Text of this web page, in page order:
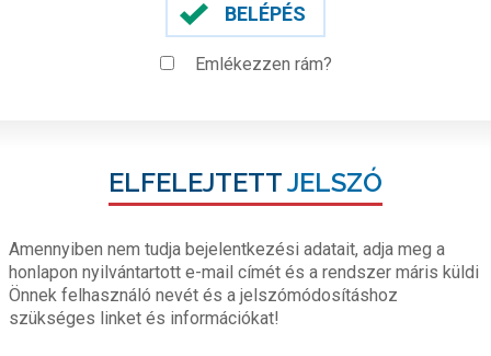
BELÉPÉS
Emlékezzen rám?
ELFELEJTETTJELSZÓ
Amennyiben nem tudja bejelentkezési adatait, adja meg a
honlapon nyilvántartott e-mail címét és a rendszer máris küldi
Önnek felhasználó nevét és a jelszómódosításhoz
szükséges linket és információkat!